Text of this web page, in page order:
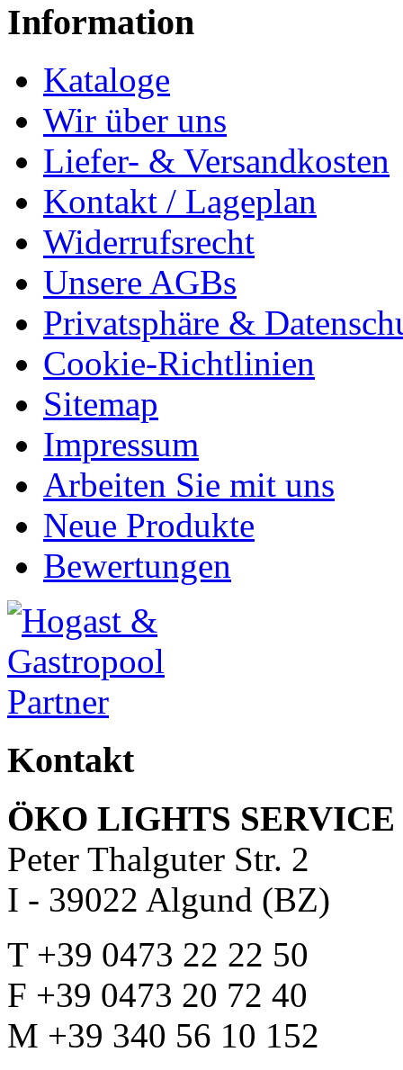
Information
Kataloge
Wir über uns
Liefer- & Versandkosten
Kontakt / Lageplan
Widerrufsrecht
Unsere AGBs
Privatsphäre &
Cookie-Richtlinien
Sitemap
Impressum
Arbeiten Sie mit uns
Neue Produkte
Bewertungen
Kontakt
ÖKO LIGHTS
Peter Thalguter Str. 2
I - 39022 Algund (BZ)
T +39 0473 22 22 50
F +39 0473 20 72 40
M +39 340 56 10 152